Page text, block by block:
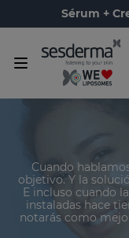
Sérum +
Cuando
objetivo. Y la
E incluso cuando
instaladas hace
notarás como